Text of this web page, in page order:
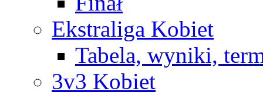
Ekstraliga Kobiet
Tabela, wyniki,
3v3 Kobiet